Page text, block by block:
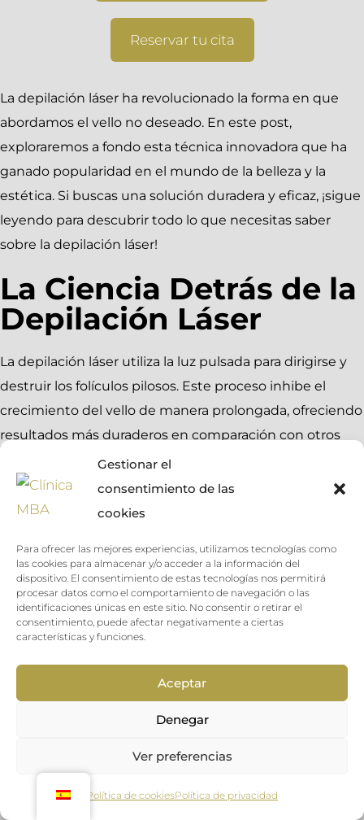
Gestionar el
consentimiento de las
cookies
Para ofrecer las mejores experiencias, utilizamos tecnologías como
las cookies para almacenar y/o acceder a la información del
dispositivo. El consentimiento de estas tecnologías nos permitirá
procesar datos como el comportamiento de navegación o las
identificaciones únicas en este sitio. No consentir o retirar el
consentimiento, puede afectar negativamente a ciertas
características y funciones.
Aceptar
Denegar
Ver preferencias
Política de cookiesPolítica de privacidad
Reservar tu cita
La depilación láser ha revolucionado la forma en que
abordamos el vello no deseado. En este post,
exploraremos a fondo esta técnica innovadora que ha
ganado popularidad en el mundo de la belleza y la
estética. Si buscas una solución duradera y eficaz, ¡sigue
leyendo para descubrir todo lo que necesitas saber
sobre la depilación láser!
La Ciencia Detrás de la
Depilación Láser
La depilación láser utiliza la luz pulsada para dirigirse y
destruir los folículos pilosos. Este proceso inhibe el
crecimiento del vello de manera prolongada, ofreciendo
resultados más duraderos en comparación con otros
métodos de depilación. En Clínica MBA, entendemos la
ciencia detrás de esta técnica y la aplicamos con
precisión para garantizar la satisfacción de nuestros
Reserva tu cita ya
Ventajas de la
Depilación Láser
cuchilla, que ofrecen resultados temporales, la
Además, es menos dolorosa y puede aplicarse en áreas
¡Hola! ¿Cómo puedo ayudarte?